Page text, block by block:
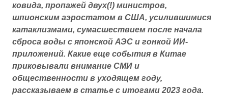
ковида, пропажей двух(!) министров,
шпионским аэростатом в США, усилившимися
катаклизмами, сумасшествием после начала
сброса воды с японской АЭС и гонкой ИИ-
приложений. Какие еще события в Китае
приковывали внимание СМИ и
общественности в уходящем году,
рассказываем в статье с итогами 2023 года.